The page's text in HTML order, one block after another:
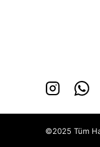
©2025 Tüm